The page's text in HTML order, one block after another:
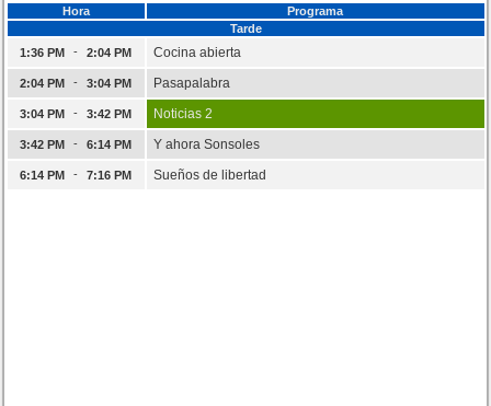
Hora
Programa
Tarde
1:36 PM
- 2:04 PM Cocina abierta
2:04 PM - 3:04 PM Pasapalabra
3:04 PM - 3:42 PM Noticias 2
3:42 PM - 6:14 PM Y ahora Sonsoles
6:14 PM - 7:16 PM Sueños de libertad